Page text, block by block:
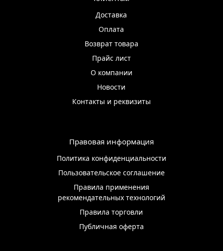
Доставка
Оплата
Возврат товара
Прайс лист
О компании
Новости
Контакты и реквизиты
Правовая информация
Политика конфиденциальности
Пользовательское соглашение
Правила применения
рекомендательных технологий
Правила торговли
Публичная оферта